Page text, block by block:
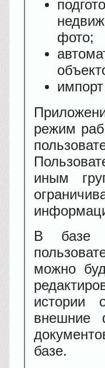
фото;
режим
иным
В базе
можно
истории
внешние
базе.